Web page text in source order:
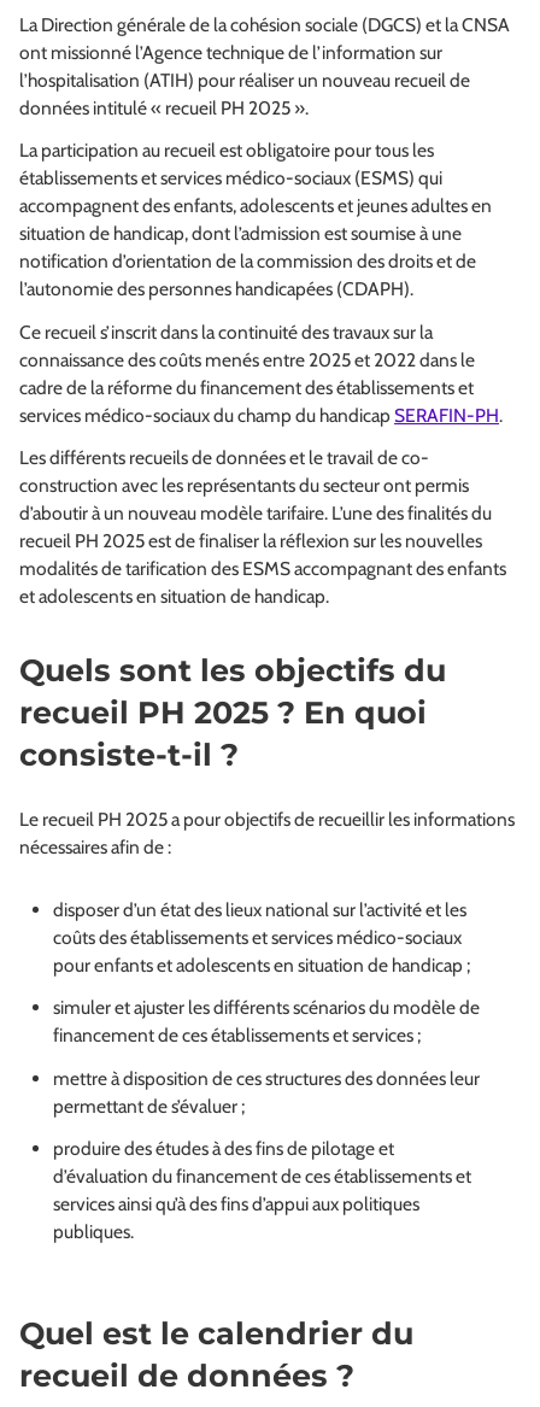
La Direction générale de la cohésion sociale (DGCS) et la CNSA
ont missionné l’Agence technique de l’information sur
l’hospitalisation (ATIH) pour réaliser un nouveau recueil de
données intitulé « recueil PH 2025 ».
La participation au recueil est obligatoire pour tous les
établissements et services médico-sociaux (ESMS) qui
accompagnent des enfants, adolescents et jeunes adultes en
situation de handicap, dont l’admission est soumise à une
notification d’orientation de la commission des droits et de
l’autonomie des personnes handicapées (CDAPH).
Ce recueil s’inscrit dans la continuité des travaux sur la
connaissance des coûts menés entre 2025 et 2022 dans le
cadre de la réforme du financement des établissements et
services médico-sociaux du champ du handicap SERAFIN-PH.
Les différents recueils de données et le travail de co-
construction avec les représentants du secteur ont permis
d’aboutir à un nouveau modèle tarifaire. L’une des finalités du
recueil PH 2025 est de finaliser la réflexion sur les nouvelles
modalités de tarification des ESMS accompagnant des enfants
et adolescents en situation de handicap.
Quels sont les objectifs du
recueil PH 2025 ? En quoi
consiste-t-il ?
Le recueil PH 2025 a pour objectifs de recueillir les informations
nécessaires afin de :
disposer d’un état des lieux national sur l’activité et les
coûts des établissements et services médico-sociaux
pour enfants et adolescents en situation de handicap ;
simuler et ajuster les différents scénarios du modèle de
financement de ces établissements et services ;
mettre à disposition de ces structures des données leur
permettant de s’évaluer ;
produire des études à des fins de pilotage et
d’évaluation du financement de ces établissements et
services ainsi qu’à des fins d’appui aux politiques
publiques.
Quel est le calendrier du
recueil de données ?